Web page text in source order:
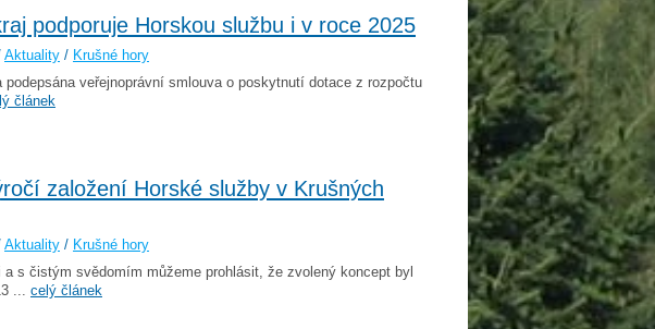
podporuje Horskou službu i v roce 2025
Aktuality / Krušné hory
podepsána veřejnoprávní smlouva o poskytnutí dotace z rozpočtu
článek
založení Horské služby v Krušných
Aktuality / Krušné hory
s čistým svědomím můžeme prohlásit, že zvolený koncept byl
... celý článek